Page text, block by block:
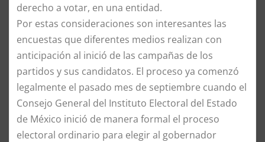
derecho a votar, en una entidad.
Por estas consideraciones son interesantes las
encuestas que diferentes medios realizan con
anticipación al inició de las campañas de los
partidos y sus candidatos. El proceso ya comenzó
legalmente el pasado mes de septiembre cuando el
Consejo General del Instituto Electoral del Estado
de México inició de manera formal el proceso
electoral ordinario para elegir al gobernador